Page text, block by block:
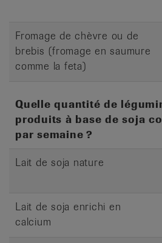
Fromage de chèvre ou de
brebis (fromage en saumure
comme la feta)
Quelle quantité de
produits à base de soja
par semaine ?
Lait de soja nature
Lait de soja enrichi en
calcium